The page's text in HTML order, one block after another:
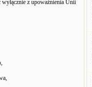
z upoważnienia Unii